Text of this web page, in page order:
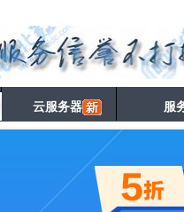
云服务器 服